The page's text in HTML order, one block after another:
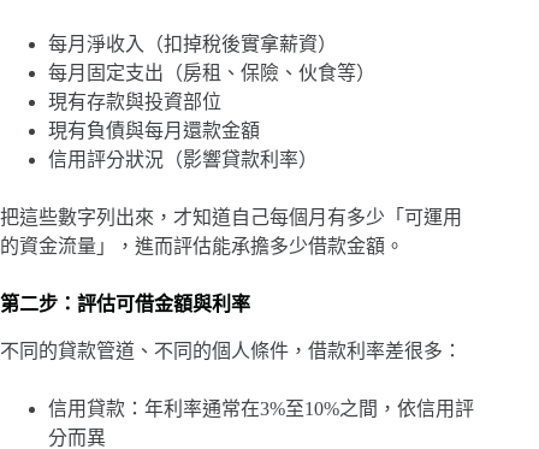
每月淨收入（扣掉稅後實拿薪資）
每月固定支出（房租、保險、伙食等）
現有存款與投資部位
現有負債與每月還款金額
信用評分狀況（影響貸款利率）
把這些數字列出來，才知道自己每個月有多少「可運用
的資金流量」，進而評估能承擔多少借款金額。
第二步：評估可借金額與利率
不同的貸款管道、不同的個人條件，借款利率差很多：
信用貸款：年利率通常在3%至10%之間，依信用評
分而異